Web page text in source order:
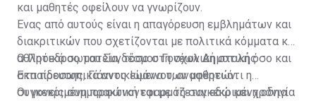
και μαθητές οφείλουν να γνωρίζουν.
Ένας από αυτούς είναι η απαγόρευση εμβλημάτων και
διακριτικών που σχετίζονται με πολιτικά κόμματα και
αθλητικά σωματεία, τόσο στη σχολική στολή όσο και
στα προσωπικά αντικείμενα των μαθητών.
Ο Πρόεδρος του Συνδέσμου Γονέων Δημοτικής
Εκπαίδευσης, Γιάννος Ιωάννου, αναφέρει ότι η
συγκεκριμένη πρακτική εφαρμόζεται εδώ και χρόνια
Οι γονείς συμμορφώνονται με τη συγκεκριμένη οδηγία